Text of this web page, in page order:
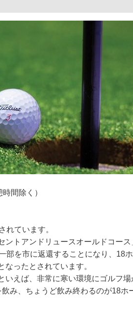
間除く）
れています。
ントアンドリュースオールドコー
部を市に返還することになり、18
ったとされています。
いえば、非常に寒い環境にゴルフ
み、ちょうど飲み終わるのが18ホ